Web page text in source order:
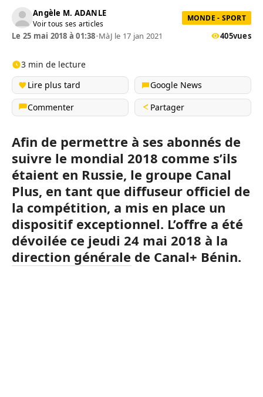
Angèle M. ADANLE
Voir tous ses articles
MONDE - SPORT
Le 25 mai 2018 à 01:38•MàJ le 17 jan 2021 405vues
3 min de lecture
Lire plus tard
Google News
Commenter
Partager
Afin de permettre à ses abonnés de
suivre le mondial 2018 comme s’ils
étaient en Russie, le groupe Canal
Plus, en tant que diffuseur officiel de
la compétition, a mis en place un
dispositif exceptionnel. L’offre a été
dévoilée ce jeudi 24 mai 2018 à la
direction générale de Canal+ Bénin.